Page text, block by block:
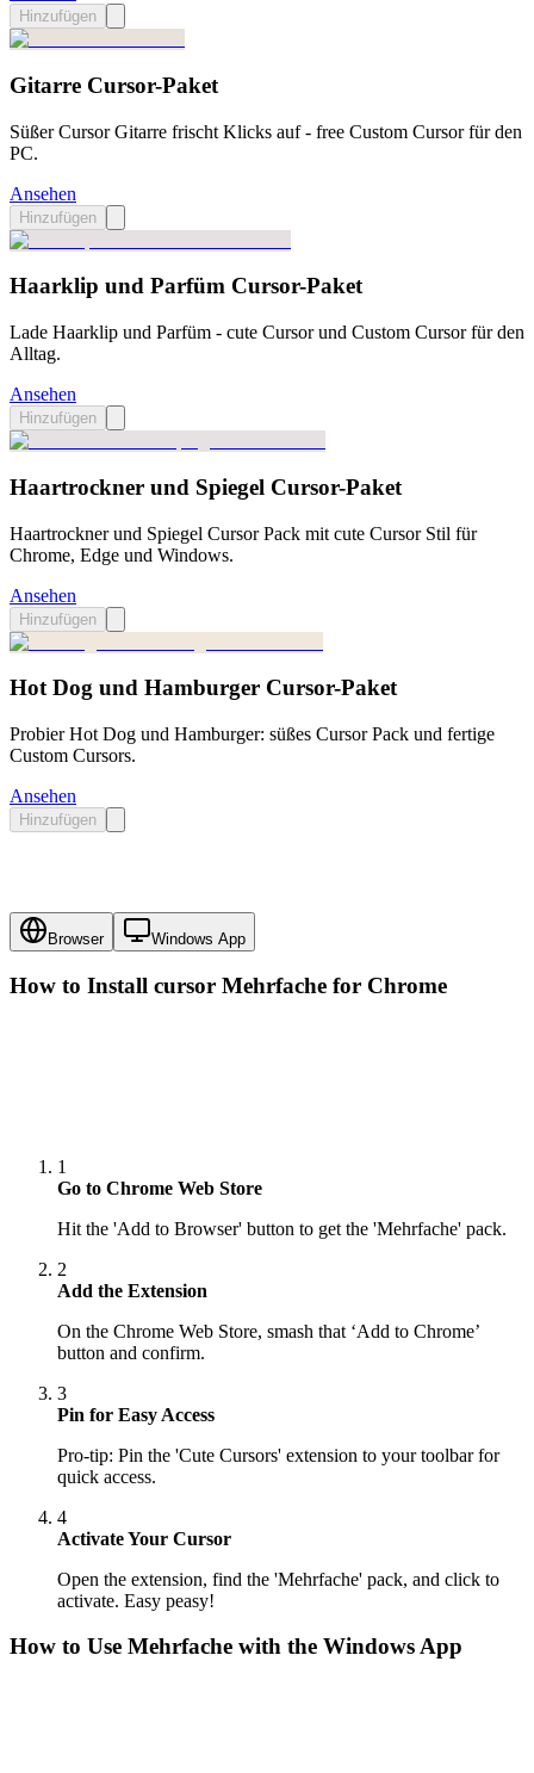
Hinzufügen
Gitarre Cursor-Paket
Süßer Cursor Gitarre frischt Klicks auf - free Custom Cursor für den
PC.
Ansehen
Hinzufügen
Haarklip und Parfüm Cursor-Paket
Lade Haarklip und Parfüm - cute Cursor und Custom Cursor für den
Alltag.
Ansehen
Hinzufügen
Haartrockner und Spiegel Cursor-Paket
Haartrockner und Spiegel Cursor Pack mit cute Cursor Stil für
Chrome, Edge und Windows.
Ansehen
Hinzufügen
Hot Dog und Hamburger Cursor-Paket
Probier Hot Dog und Hamburger: süßes Cursor Pack und fertige
Custom Cursors.
Ansehen
Hinzufügen
Browser Windows App
How to Install cursor Mehrfache for Chrome
1
Go to Chrome Web Store
Hit the 'Add to Browser' button to get the 'Mehrfache' pack.
2
Add the Extension
On the Chrome Web Store, smash that ‘Add to Chrome’
button and confirm.
3
Pin for Easy Access
Pro-tip: Pin the 'Cute Cursors' extension to your toolbar for
quick access.
4
Activate Your Cursor
Open the extension, find the 'Mehrfache' pack, and click to
activate. Easy peasy!
How to Use Mehrfache with the Windows App